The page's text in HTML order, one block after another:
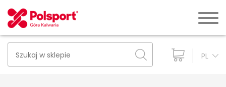
PL